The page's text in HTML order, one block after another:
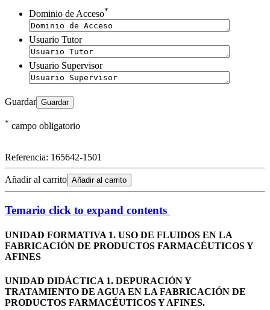
Dominio de Acceso*
Usuario Tutor
Usuario Supervisor
Guardar
* campo obligatorio
Referencia: 165642-1501
Añadir al carrito Añadir al carrito
Temario click to expand contents
UNIDAD FORMATIVA 1. USO DE FLUIDOS EN LA
FABRICACIÓN DE PRODUCTOS FARMACÉUTICOS Y
AFINES
UNIDAD DIDÁCTICA 1. DEPURACIÓN Y
TRATAMIENTO DE AGUA EN LA FABRICACIÓN DE
PRODUCTOS FARMACÉUTICOS Y AFINES.